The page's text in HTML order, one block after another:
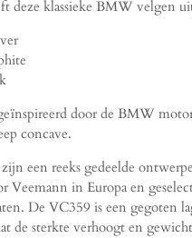
deze klassieke BMW velgen
door de BMW
concave.
een reeks gedeelde
Veemann in Europa en
De VC359 is een gegoten
de sterkte verhoogt en gewicht